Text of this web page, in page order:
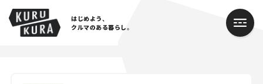
はじめよう、
クルマのある暮らし。